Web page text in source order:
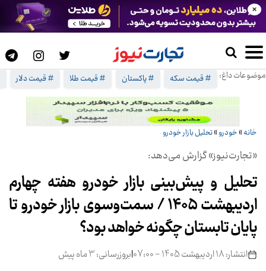
موضوعات داغ: # قیمت سکه # پاکستان # قیمت طلا # قیمت دلار
×
خانه» خودرو»تحلیل بازار خودرو
«تجارت‌نیوز» گزارش می‌دهد:
تحلیل و پیش‌بینی بازار خودرو هفته چهارم
اردیبهشت 1405 / سمت‌و‌سوی بازار خودرو تا
پایان تابستان چگونه خواهد بود؟
انتشار: 18 اردیبهشت 1405 - 07:00 |بروزرسانی: 3 ماه پیش